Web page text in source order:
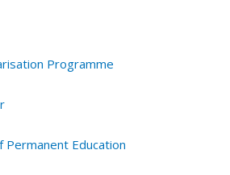
Programme
Education